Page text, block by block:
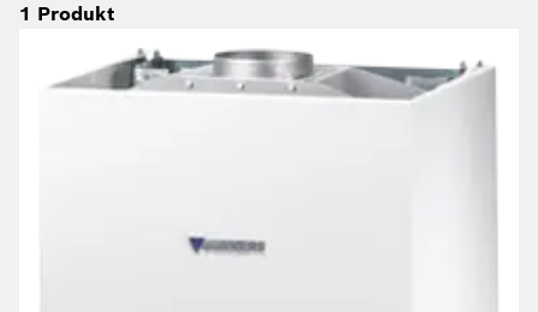
1 Produkt